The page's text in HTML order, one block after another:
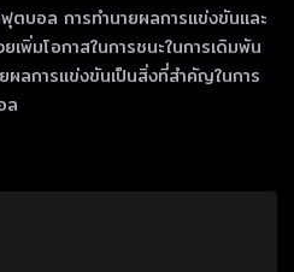
ฟุตบอล การทำนายผลการแข่งขันและ
เพิ่มโอกาสในการชนะในการเดิมพัน
ผลการแข่งขันเป็นสิ่งที่สำคัญในการ
ล